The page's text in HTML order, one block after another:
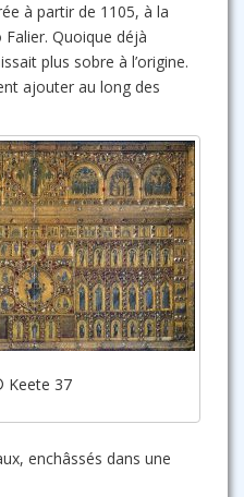
à partir de 1105, à la
Quoique déjà
plus sobre à l’origine.
ajouter au long des
Keete 37
enchâssés dans une